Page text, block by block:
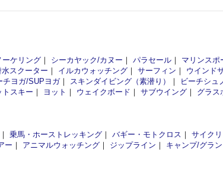
ーケリング ｜ シーカヤック/カヌー ｜ パラセール ｜ マリンスポ
スクーター ｜ イルカウォッチング ｜ サーフィン ｜ ウインド
チヨガ/SUPヨガ｜ スキンダイビング（素潜り） ｜ ビーチシュ
トスキー ｜ ヨット ｜ ウェイクボード ｜ サブウイング ｜ グラス
｜ 乗馬・ホーストレッキング ｜ バギー・モトクロス ｜ サイク
ー ｜ アニマルウォッチング ｜ ジップライン ｜ キャンプ/グラ